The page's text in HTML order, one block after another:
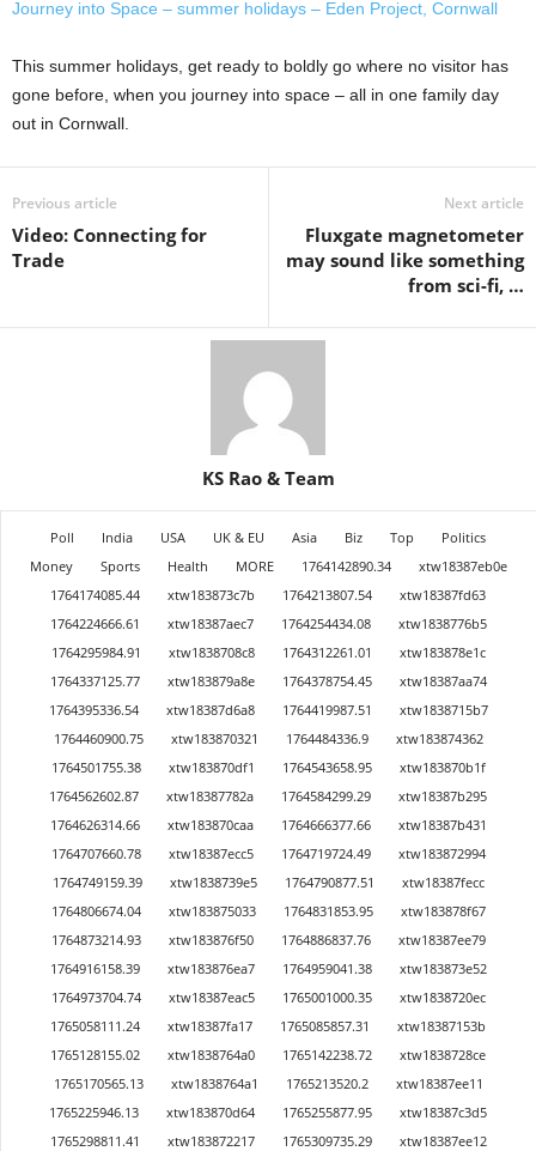
Journey into Space – summer holidays – Eden Project, Cornwall
This summer holidays, get ready to boldly go where no visitor has
gone before, when you journey into space – all in one family day
out in Cornwall.
Previous article
Video: Connecting for
Trade
Next article
Fluxgate magnetometer
may sound like something
from sci-fi, …
KS Rao & Team
Poll India USA UK & EU Asia Biz Top
Politics
Money
Sports Health MORE 1764142890.34
xtw18387eb0e
1764174085.44
xtw183873c7b 1764213807.54
xtw18387fd63
1764224666.61
xtw18387aec7 1764254434.08
xtw1838776b5
1764295984.91
xtw1838708c8 1764312261.01
xtw183878e1c
1764337125.77
xtw183879a8e 1764378754.45
xtw18387aa74
1764395336.54
xtw18387d6a8 1764419987.51
xtw1838715b7
1764460900.75
xtw183870321 1764484336.9
xtw183874362
1764501755.38
xtw183870df1 1764543658.95
xtw183870b1f
1764562602.87
xtw18387782a 1764584299.29
xtw18387b295
1764626314.66
xtw183870caa 1764666377.66
xtw18387b431
1764707660.78
xtw18387ecc5 1764719724.49
xtw183872994
1764749159.39
xtw1838739e5 1764790877.51
xtw18387fecc
1764806674.04
xtw183875033 1764831853.95
xtw183878f67
1764873214.93
xtw183876f50 1764886837.76
xtw18387ee79
1764916158.39
xtw183876ea7 1764959041.38
xtw183873e52
1764973704.74
xtw18387eac5 1765001000.35
xtw1838720ec
1765058111.24
xtw18387fa17 1765085857.31
xtw18387153b
1765128155.02
xtw1838764a0 1765142238.72
xtw1838728ce
1765170565.13
xtw1838764a1 1765213520.2
xtw18387ee11
1765225946.13
xtw183870d64 1765255877.95
xtw18387c3d5
1765298811.41
xtw183872217 1765309735.29
xtw18387ee12